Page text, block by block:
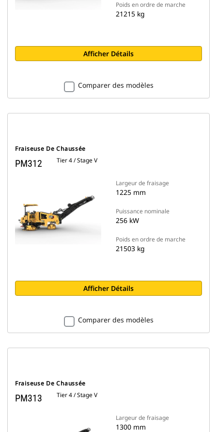
Poids en ordre de marche
21215 kg
Afficher Détails
Comparer des modèles
Fraiseuse De Chaussée
PM312 Tier 4 / Stage V
Largeur de fraisage
1225 mm
Puissance nominale
256 kW
Poids en ordre de marche
21503 kg
Afficher Détails
Comparer des modèles
Fraiseuse De Chaussée
PM313 Tier 4 / Stage V
Largeur de fraisage
1300 mm